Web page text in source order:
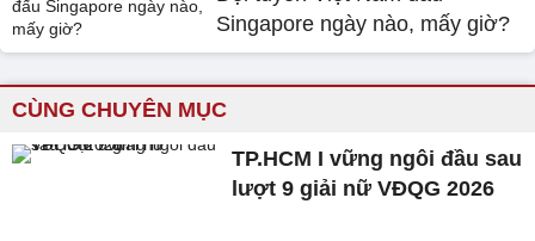
Singapore ngày nào, mấy giờ?
CÙNG CHUYÊN MỤC
TP.HCM I vững ngôi đầu sau
lượt 9 giải nữ VĐQG 2026